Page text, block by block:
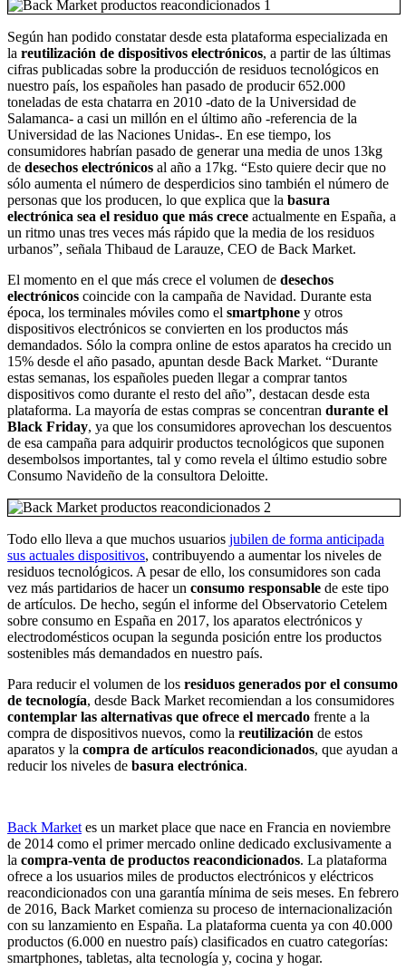
Según han podido constatar desde esta plataforma especializada en
la reutilización de dispositivos electrónicos, a partir de las últimas
cifras publicadas sobre la producción de residuos tecnológicos en
nuestro país, los españoles han pasado de producir 652.000
toneladas de esta chatarra en 2010 -dato de la Universidad de
Salamanca- a casi un millón en el último año -referencia de la
Universidad de las Naciones Unidas-. En ese tiempo, los
consumidores habrían pasado de generar una media de unos 13kg
de desechos electrónicos al año a 17kg. “Esto quiere decir que no
sólo aumenta el número de desperdicios sino también el número de
personas que los producen, lo que explica que la basura
electrónica sea el residuo que más crece actualmente en España, a
un ritmo unas tres veces más rápido que la media de los residuos
urbanos”, señala Thibaud de Larauze, CEO de Back Market.
El momento en el que más crece el volumen de desechos
electrónicos coincide con la campaña de Navidad. Durante esta
época, los terminales móviles como el smartphone y otros
dispositivos electrónicos se convierten en los productos más
demandados. Sólo la compra online de estos aparatos ha crecido un
15% desde el año pasado, apuntan desde Back Market. “Durante
estas semanas, los españoles pueden llegar a comprar tantos
dispositivos como durante el resto del año”, destacan desde esta
plataforma. La mayoría de estas compras se concentran durante el
Black Friday, ya que los consumidores aprovechan los descuentos
de esa campaña para adquirir productos tecnológicos que suponen
desembolsos importantes, tal y como revela el último estudio sobre
Consumo Navideño de la consultora Deloitte.
Todo ello lleva a que muchos usuarios jubilen de forma anticipada
sus actuales dispositivos, contribuyendo a aumentar los niveles de
residuos tecnológicos. A pesar de ello, los consumidores son cada
vez más partidarios de hacer un consumo responsable de este tipo
de artículos. De hecho, según el informe del Observatorio Cetelem
sobre consumo en España en 2017, los aparatos electrónicos y
electrodomésticos ocupan la segunda posición entre los productos
sostenibles más demandados en nuestro país.
Para reducir el volumen de los residuos generados por el consumo
de tecnología, desde Back Market recomiendan a los consumidores
contemplar las alternativas que ofrece el mercado frente a la
compra de dispositivos nuevos, como la reutilización de estos
aparatos y la compra de artículos reacondicionados, que ayudan a
reducir los niveles de basura electrónica.
Back Market es un market place que nace en Francia en noviembre
de 2014 como el primer mercado online dedicado exclusivamente a
la compra-venta de productos reacondicionados. La plataforma
ofrece a los usuarios miles de productos electrónicos y eléctricos
reacondicionados con una garantía mínima de seis meses. En febrero
de 2016, Back Market comienza su proceso de internacionalización
con su lanzamiento en España. La plataforma cuenta ya con 40.000
productos (6.000 en nuestro país) clasificados en cuatro categorías:
smartphones, tabletas, alta tecnología y, cocina y hogar.